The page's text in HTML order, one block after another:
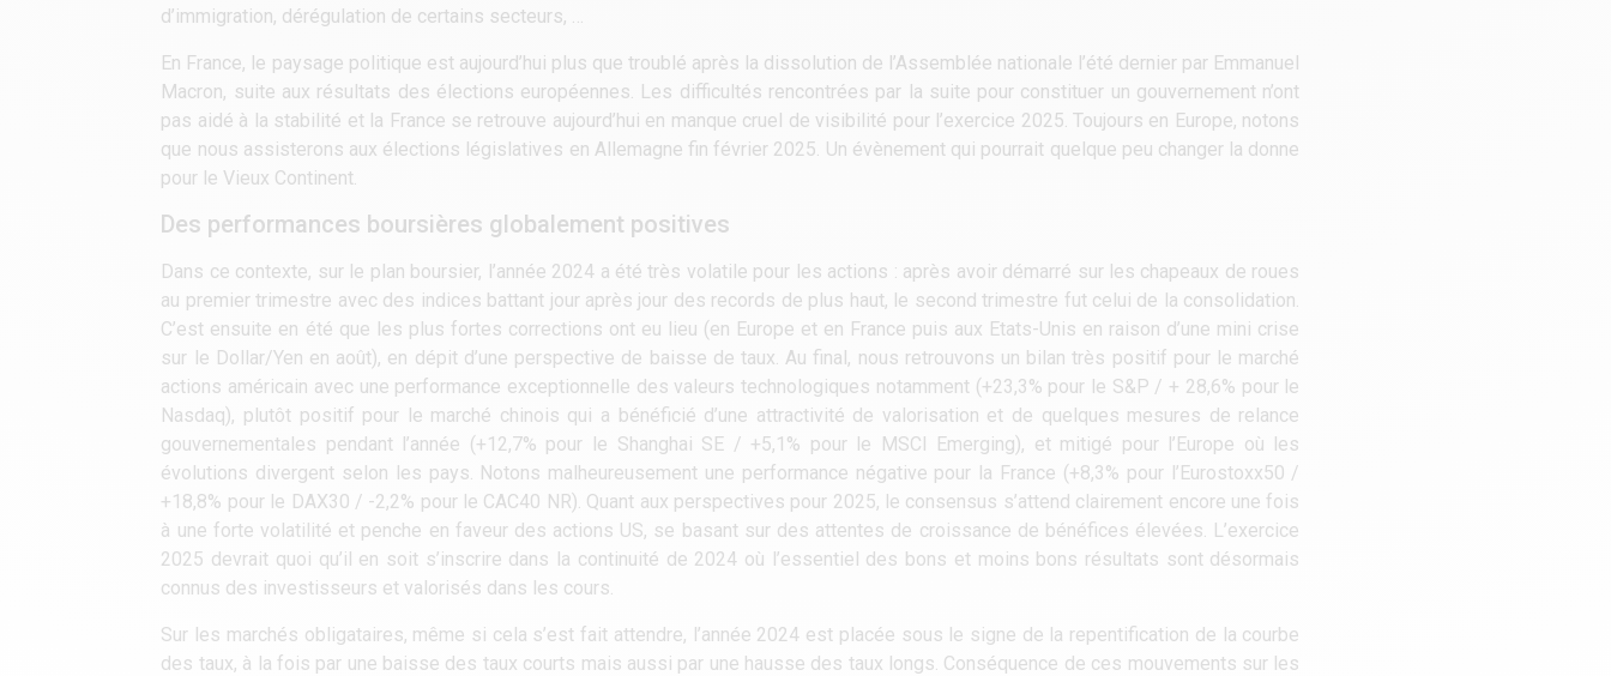
d’immigration, dérégulation de certains secteurs, …
En France, le paysage politique est aujourd’hui plus que troublé après la dissolution de l’Assemblée nationale l’été dernier par Emmanuel
Macron, suite aux résultats des élections européennes. Les difficultés rencontrées par la suite pour constituer un gouvernement n’ont
pas aidé à la stabilité et la France se retrouve aujourd’hui en manque cruel de visibilité pour l’exercice 2025. Toujours en Europe, notons
que nous assisterons aux élections législatives en Allemagne fin février 2025. Un évènement qui pourrait quelque peu changer la donne
pour le Vieux Continent.
Des performances boursières globalement positives
Dans ce contexte, sur le plan boursier, l’année 2024 a été très volatile pour les actions : après avoir démarré sur les chapeaux de roues
au premier trimestre avec des indices battant jour après jour des records de plus haut, le second trimestre fut celui de la consolidation.
C’est ensuite en été que les plus fortes corrections ont eu lieu (en Europe et en France puis aux Etats-Unis en raison d’une mini crise
sur le Dollar/Yen en août), en dépit d’une perspective de baisse de taux. Au final, nous retrouvons un bilan très positif pour le marché
actions américain avec une performance exceptionnelle des valeurs technologiques notamment (+23,3% pour le S&P / + 28,6% pour le
Nasdaq), plutôt positif pour le marché chinois qui a bénéficié d’une attractivité de valorisation et de quelques mesures de relance
gouvernementales pendant l’année (+12,7% pour le Shanghai SE / +5,1% pour le MSCI Emerging), et mitigé pour l’Europe où les
évolutions divergent selon les pays. Notons malheureusement une performance négative pour la France (+8,3% pour l’Eurostoxx50 /
+18,8% pour le DAX30 / -2,2% pour le CAC40 NR). Quant aux perspectives pour 2025, le consensus s’attend clairement encore une fois
à une forte volatilité et penche en faveur des actions US, se basant sur des attentes de croissance de bénéfices élevées. L’exercice
2025 devrait quoi qu’il en soit s’inscrire dans la continuité de 2024 où l’essentiel des bons et moins bons résultats sont désormais
connus des investisseurs et valorisés dans les cours.
Sur les marchés obligataires, même si cela s’est fait attendre, l’année 2024 est placée sous le signe de la repentification de la courbe
des taux, à la fois par une baisse des taux courts mais aussi par une hausse des taux longs. Conséquence de ces mouvements sur les